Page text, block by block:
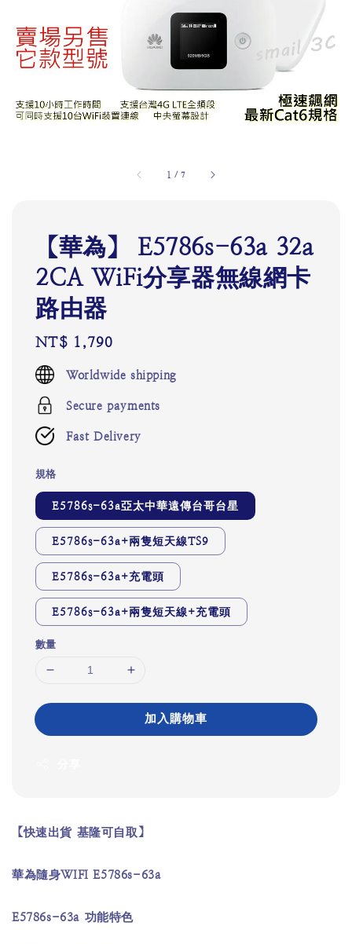
1 /7
【華為】 E5786s-63a 32a
2CA WiFi分享器無線網卡
路由器
Regular
price
NT$ 1,790
Worldwide shipping
Secure payments
Fast Delivery
規格
E5786s-63a亞太中華遠傳台哥台星
E5786s-63a+兩隻短天線TS9
E5786s-63a+充電頭
E5786s-63a+兩隻短天線+充電頭
數量
加入購物車
【快速出貨 基隆可自取】
華為隨身WIFI E5786s-63a
E5786s-63a 功能特色